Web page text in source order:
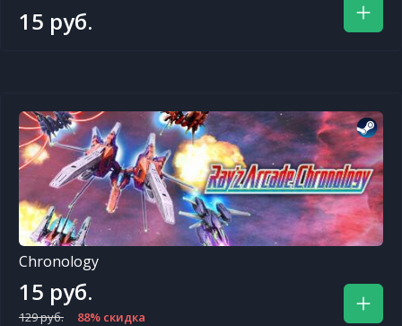
15 руб.
Chronology
15 руб.
129 руб. 88% скидка